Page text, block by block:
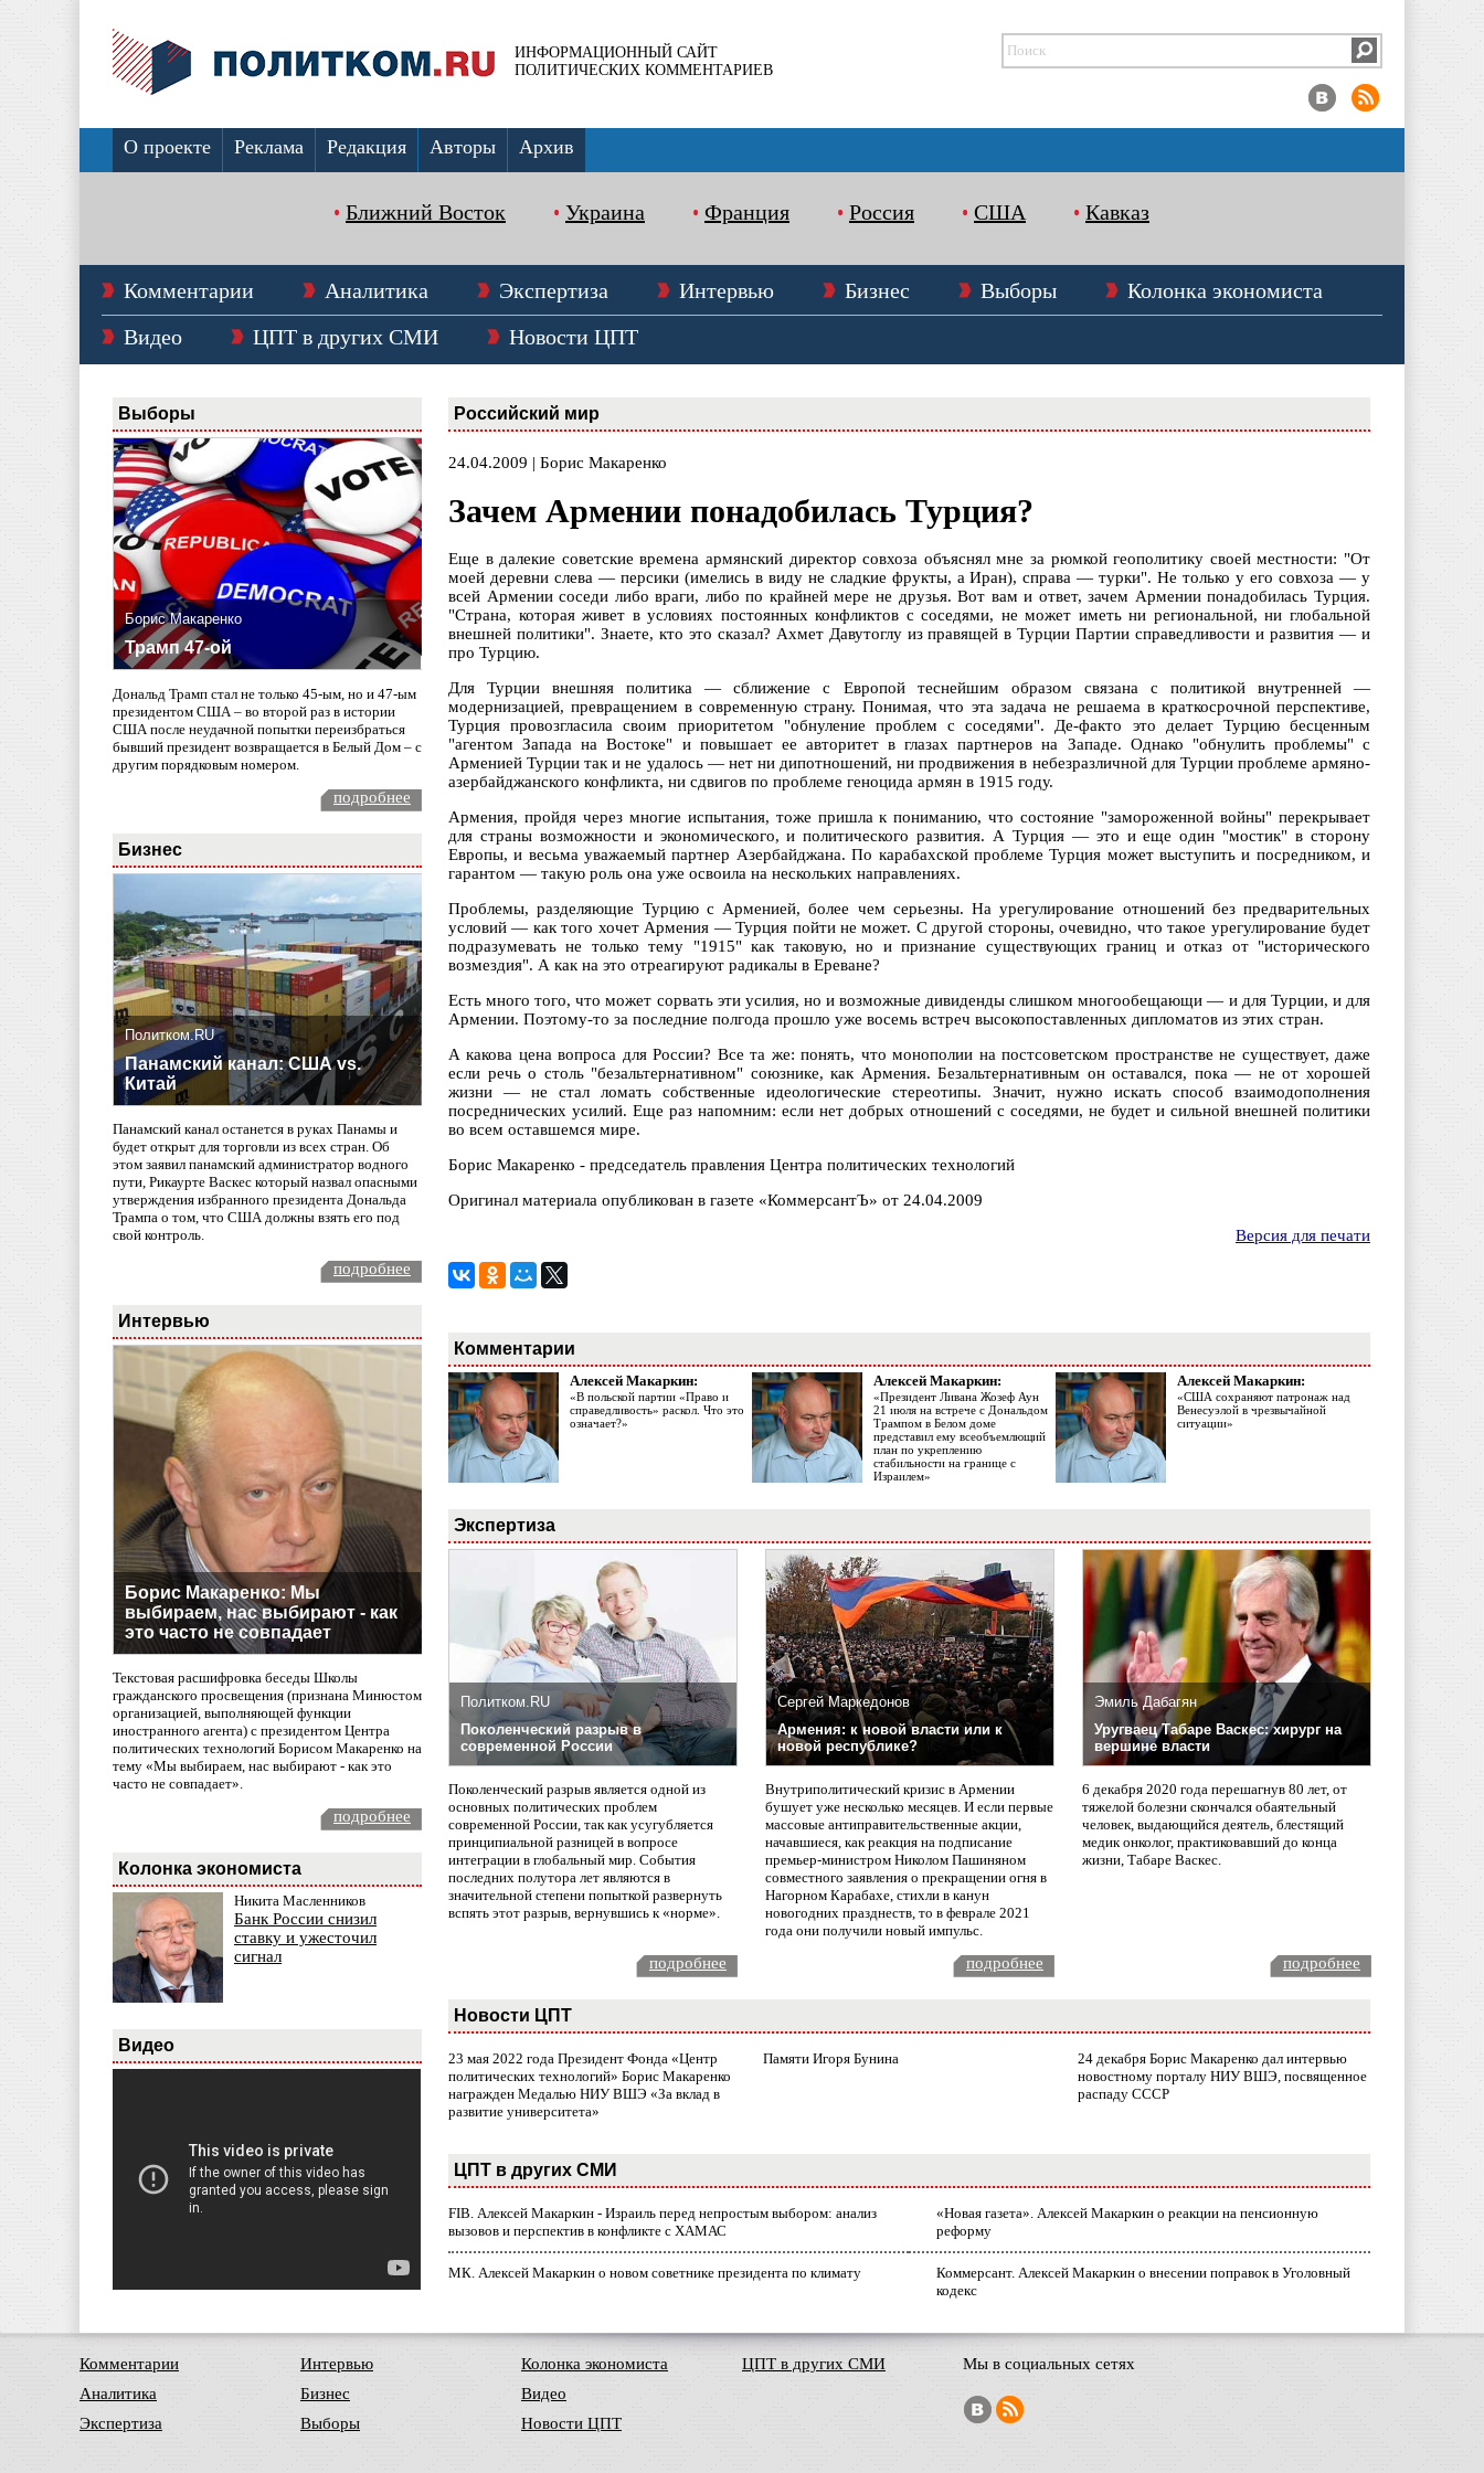
ИНФОРМАЦИОННЫЙ САЙТ
ПОЛИТИЧЕСКИХ КОММЕНТАРИЕВ
О проекте Реклама Редакция Авторы Архив
Ближний Восток Украина Франция Россия США Кавказ
Комментарии Аналитика Экспертиза Интервью Бизнес Выборы
Колонка экономиста
Видео
ЦПТ в других СМИ Новости ЦПТ
Выборы
Борис Макаренко
Трамп 47-ой
Дональд Трамп стал не только 45-ым, но и 47-ым
президентом США – во второй раз в истории
США после неудачной попытки переизбраться
бывший президент возвращается в Белый Дом – с
другим порядковым номером.
подробнее
Бизнес
Политком.RU
Панамский канал: США vs.
Китай
Панамский канал останется в руках Панамы и
будет открыт для торговли из всех стран. Об
этом заявил панамский администратор водного
пути, Рикаурте Васкес который назвал опасными
утверждения избранного президента Дональда
Трампа о том, что США должны взять его под
свой контроль.
подробнее
Интервью
Борис Макаренко: Мы
выбираем, нас выбирают - как
это часто не совпадает
Текстовая расшифровка беседы Школы
гражданского просвещения (признана Минюстом
организацией, выполняющей функции
иностранного агента) с президентом Центра
политических технологий Борисом Макаренко на
тему «Мы выбираем, нас выбирают - как это
часто не совпадает».
подробнее
Колонка экономиста
Никита Масленников
Банк России снизил
ставку и ужесточил
сигнал
Видео
Российский мир
24.04.2009 | Борис Макаренко
Зачем Армении понадобилась Турция?
Еще в далекие советские времена армянский директор совхоза объяснял мне за рюмкой геополитику своей местности: "От
моей деревни слева — персики (имелись в виду не сладкие фрукты, а Иран), справа — турки". Не только у его совхоза — у
всей Армении соседи либо враги, либо по крайней мере не друзья. Вот вам и ответ, зачем Армении понадобилась Турция.
"Страна, которая живет в условиях постоянных конфликтов с соседями, не может иметь ни региональной, ни глобальной
внешней политики". Знаете, кто это сказал? Ахмет Давутоглу из правящей в Турции Партии справедливости и развития — и
про Турцию.
Для Турции внешняя политика — сближение с Европой теснейшим образом связана с политикой внутренней —
модернизацией, превращением в современную страну. Понимая, что эта задача не решаема в краткосрочной перспективе,
Турция провозгласила своим приоритетом "обнуление проблем с соседями". Де-факто это делает Турцию бесценным
"агентом Запада на Востоке" и повышает ее авторитет в глазах партнеров на Западе. Однако "обнулить проблемы" с
Арменией Турции так и не удалось — нет ни дипотношений, ни продвижения в небезразличной для Турции проблеме армяно-
азербайджанского конфликта, ни сдвигов по проблеме геноцида армян в 1915 году.
Армения, пройдя через многие испытания, тоже пришла к пониманию, что состояние "замороженной войны" перекрывает
для страны возможности и экономического, и политического развития. А Турция — это и еще один "мостик" в сторону
Европы, и весьма уважаемый партнер Азербайджана. По карабахской проблеме Турция может выступить и посредником, и
гарантом — такую роль она уже освоила на нескольких направлениях.
Проблемы, разделяющие Турцию с Арменией, более чем серьезны. На урегулирование отношений без предварительных
условий — как того хочет Армения — Турция пойти не может. С другой стороны, очевидно, что такое урегулирование будет
подразумевать не только тему "1915" как таковую, но и признание существующих границ и отказ от "исторического
возмездия". А как на это отреагируют радикалы в Ереване?
Есть много того, что может сорвать эти усилия, но и возможные дивиденды слишком многообещающи — и для Турции, и для
Армении. Поэтому-то за последние полгода прошло уже восемь встреч высокопоставленных дипломатов из этих стран.
А какова цена вопроса для России? Все та же: понять, что монополии на постсоветском пространстве не существует, даже
если речь о столь "безальтернативном" союзнике, как Армения. Безальтернативным он оставался, пока — не от хорошей
жизни — не стал ломать собственные идеологические стереотипы. Значит, нужно искать способ взаимодополнения
посреднических усилий. Еще раз напомним: если нет добрых отношений с соседями, не будет и сильной внешней политики
во всем оставшемся мире.
Борис Макаренко - председатель правления Центра политических технологий
Оригинал материала опубликован в газете «КоммерсантЪ» от 24.04.2009
Версия для печати
Комментарии
Алексей Макаркин:
«В польской партии «Право и
справедливость» раскол. Что это
означает?»
Алексей Макаркин:
«Президент Ливана Жозеф Аун
21 июля на встрече с Дональдом
Трампом в Белом доме
представил ему всеобъемлющий
план по укреплению
стабильности на границе с
Израилем»
Алексей Макаркин:
«США сохраняют патронаж над
Венесуэлой в чрезвычайной
ситуации»
Экспертиза
Политком.RU
Поколенческий разрыв в
современной России
Поколенческий разрыв является одной из
основных политических проблем
современной России, так как усугубляется
принципиальной разницей в вопросе
интеграции в глобальный мир. События
последних полутора лет являются в
значительной степени попыткой развернуть
вспять этот разрыв, вернувшись к «норме».
Сергей Маркедонов
Армения: к новой власти или к
новой республике?
Внутриполитический кризис в Армении
бушует уже несколько месяцев. И если первые
массовые антиправительственные акции,
начавшиеся, как реакция на подписание
премьер-министром Николом Пашиняном
совместного заявления о прекращении огня в
Нагорном Карабахе, стихли в канун
новогодних празднеств, то в феврале 2021
года они получили новый импульс.
Эмиль Дабагян
Уругваец Табаре Васкес: хирург на
вершине власти
6 декабря 2020 года перешагнув 80 лет, от
тяжелой болезни скончался обаятельный
человек, выдающийся деятель, блестящий
медик онколог, практиковавший до конца
жизни, Табаре Васкес.
подробнее подробнее подробнее
Новости ЦПТ
23 мая 2022 года Президент Фонда «Центр
политических технологий» Борис Макаренко
награжден Медалью НИУ ВШЭ «За вклад в
развитие университета»
Памяти Игоря Бунина
24 декабря Борис Макаренко дал интервью
новостному порталу НИУ ВШЭ, посвященное
распаду СССР
ЦПТ в других СМИ
FIB. Алексей Макаркин - Израиль перед непростым выбором: анализ
вызовов и перспектив в конфликте с ХАМАС
«Новая газета». Алексей Макаркин о реакции на пенсионную
реформу
МК. Алексей Макаркин о новом советнике президента по климату
Коммерсант. Алексей Макаркин о внесении поправок в Уголовный
кодекс
Комментарии
Аналитика
Экспертиза
Интервью
Бизнес
Выборы
Колонка экономиста
Видео
Новости ЦПТ
ЦПТ в других СМИ Мы в социальных сетях